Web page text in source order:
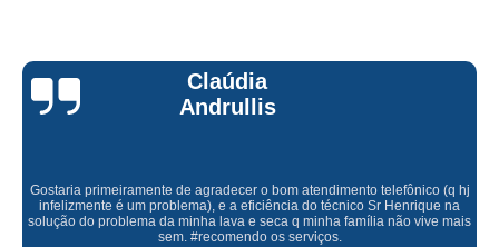
valor de conserto e manutenção de geladeira expositora Bexiga
conserto em geladeira expositora preços Roosevelt (CBTU)
qual o preço de conserto de geladeira expositora Vila Anastácio
valor de conserto de geladeira expositora de bebidas Pompéia
Claúdia
Andrullis
Gostaria primeiramente de agradecer o bom atendimento telefônico (q hj
infelizmente é um problema), e a eficiência do técnico Sr Henrique na
solução do problema da minha lava e seca q minha família não vive mais
sem. #recomendo os serviços.